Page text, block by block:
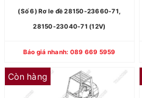
(Số 6) Rơ le đề 28150-23660-71,
28150-23040-71 (12V)
Báo giá nhanh: 089 669 5959
Còn hàng